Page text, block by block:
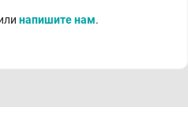
напишите нам.